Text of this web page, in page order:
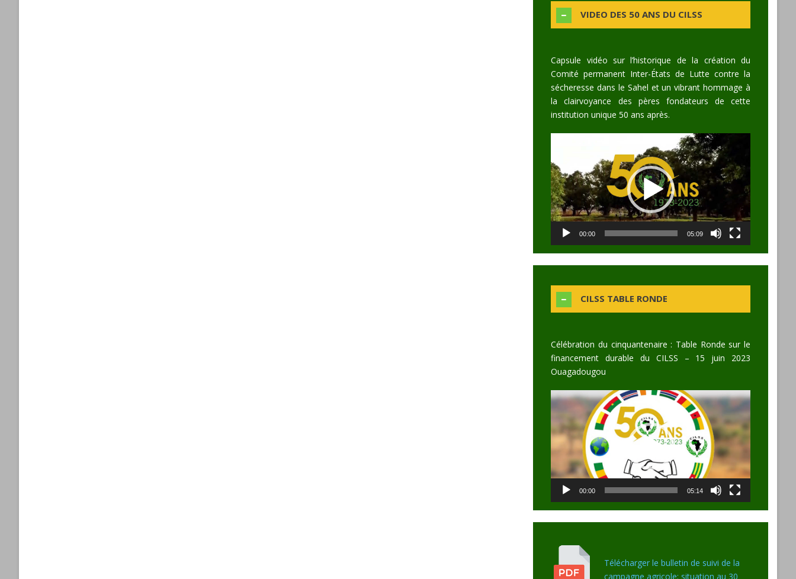
VIDEO DES 50 ANS DU CILSS
Capsule vidéo sur l’historique de la création du
Comité permanent Inter-États de Lutte contre la
sécheresse dans le Sahel et un vibrant hommage à
la clairvoyance des pères fondateurs de cette
institution unique 50 ans après.
00:00 05:09
CILSS TABLE RONDE
Célébration du cinquantenaire : Table Ronde sur le
financement durable du CILSS – 15 juin 2023
Ouagadougou
Video
Player
00:00 05:14
Télécharger le bulletin de suivi de la
campagne agricole: situation au 30